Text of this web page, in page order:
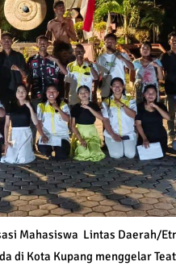
Mahasiswa Lintas Daerah/
di Kota Kupang menggelar